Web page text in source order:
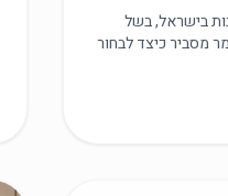
בישראל, בשל
מסביר כיצד לבחור